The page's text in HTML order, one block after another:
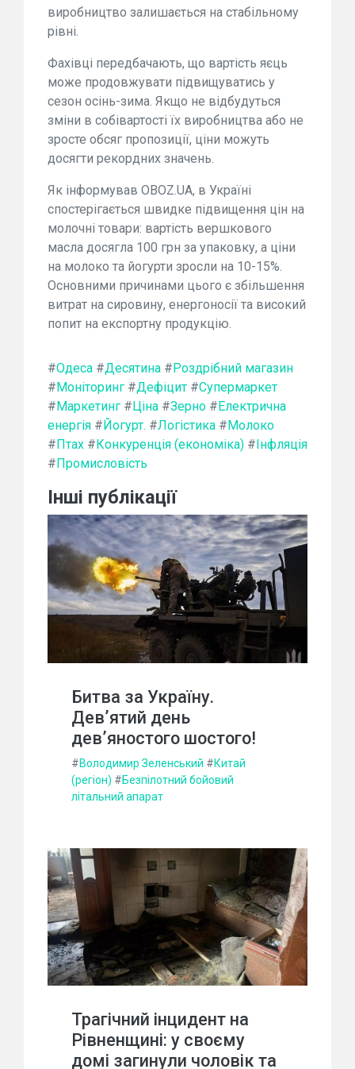
виробництво залишається на стабільному
рівні.
Фахівці передбачають, що вартість яєць
може продовжувати підвищуватись у
сезон осінь-зима. Якщо не відбудуться
зміни в собівартості їх виробництва або не
зросте обсяг пропозиції, ціни можуть
досягти рекордних значень.
Як інформував OBOZ.UA, в Україні
спостерігається швидке підвищення цін на
молочні товари: вартість вершкового
масла досягла 100 грн за упаковку, а ціни
на молоко та йогурти зросли на 10-15%.
Основними причинами цього є збільшення
витрат на сировину, енергоносії та високий
попит на експортну продукцію.
#Одеса #Десятина #Роздрібний магазин
#Моніторинг #Дефіцит #Супермаркет
#Маркетинг #Ціна #Зерно #Електрична
енергія #Йогурт. #Логістика #Молоко
#Птах #Конкуренція (економіка) #Інфляція
#Промисловість
Інші публікації
Битва за Україну.
Дев’ятий день
дев’яностого шостого!
#Володимир Зеленський #Китай
(регіон) #Безпілотний бойовий
літальний апарат
Трагічний інцидент на
Рівненщині: у своєму
домі загинули чоловік та